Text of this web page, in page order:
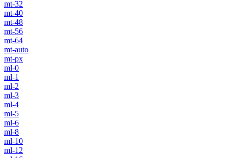
mt-32
mt-40
mt-48
mt-56
mt-64
mt-auto
mt-px
ml-0
ml-1
ml-2
ml-3
ml-4
ml-5
ml-6
ml-8
ml-10
ml-12